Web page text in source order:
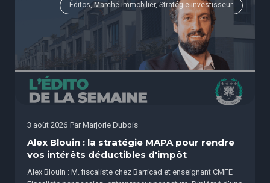
Éditos, Marché immobilier, Stratégie investisseur
3 août 2026 Par Marjorie Dubois
Alex Blouin : la stratégie MAPA pour rendre
vos intérêts déductibles d'impôt
Alex Blouin : M. fiscaliste chez Barricad et enseignant CMFE